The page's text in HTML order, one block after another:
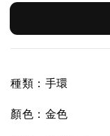
種類：手環
顏色：金色